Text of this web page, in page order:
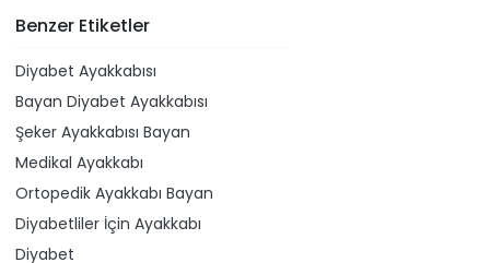
Benzer Etiketler
Diyabet Ayakkabısı
Bayan Diyabet Ayakkabısı
Şeker Ayakkabısı Bayan
Medikal Ayakkabı
Ortopedik Ayakkabı Bayan
Diyabetliler İçin Ayakkabı
Diyabet